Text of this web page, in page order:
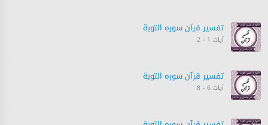
تفسیر قرآن سورہ ‎التوبة‎
آیات 1 - 2
تفسیر قرآن سورہ ‎التوبة‎
آیات 6 - 8